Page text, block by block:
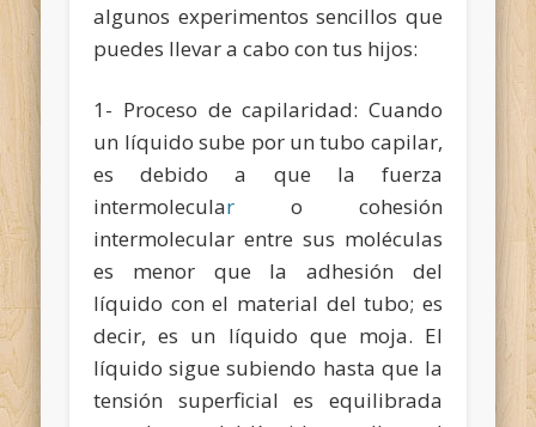
algunos experimentos sencillos que
puedes llevar a cabo con tus hijos:
1- Proceso de capilaridad: Cuando
un líquido sube por un tubo capilar,
es debido a que la fuerza
intermolecular o cohesión
intermolecular entre sus moléculas
es menor que la adhesión del
líquido con el material del tubo; es
decir, es un líquido que moja. El
líquido sigue subiendo hasta que la
tensión superficial es equilibrada